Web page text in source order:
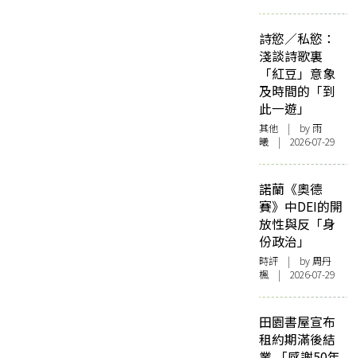
詩慾／私慾：
淺談詩歌裏
「紅豆」意象
及時間的「到
此一遊」
其他 | by 雨
曦 | 2026-07-29
諾蘭《奧德
賽》中DEI的開
放性與反「身
份政治」
時評 | by周丹
楓 | 2026-07-29
田園書屋宣布
租約期滿後結